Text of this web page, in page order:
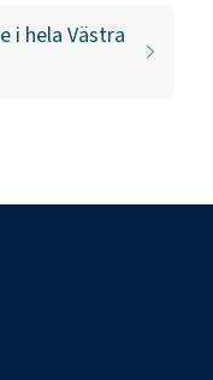
i hela Västra